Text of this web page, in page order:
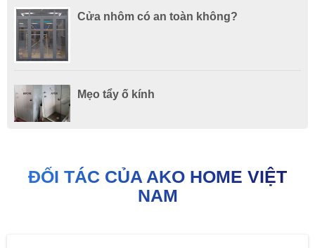
CỬA ĐI MỞ QUAY 4 CÁNH GHÉP FIX RỜI HỞ NỀN HỆ 83 -
NHÔM MAXPRO.JP
Cửa nhôm có an toàn không?
Mẹo tẩy ố kính
ĐỐI TÁC CỦA AKO HOME VIỆT
NAM